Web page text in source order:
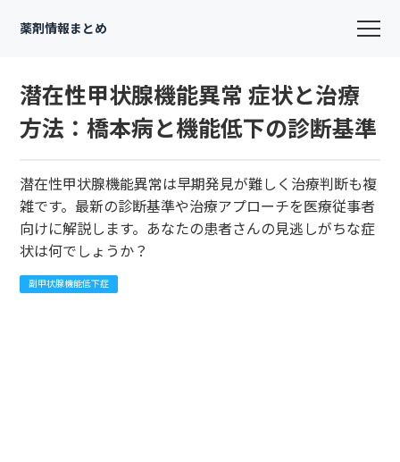
薬剤情報まとめ
潜在性甲状腺機能異常 症状と治療
方法：橋本病と機能低下の診断基準
潜在性甲状腺機能異常は早期発見が難しく治療判断も複
雑です。最新の診断基準や治療アプローチを医療従事者
向けに解説します。あなたの患者さんの見逃しがちな症
状は何でしょうか？
副甲状腺機能低下症